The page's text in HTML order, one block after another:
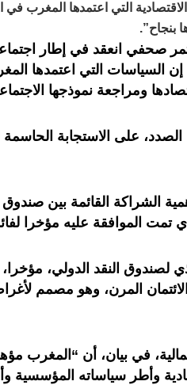
التي اعتمدها المغرب
بنجاح”.
صحفي انعقد في إطار
إن السياسات التي اعتمدها
ومراجعة نموذجها
على الاستجابة الحاسمة
الشراكة القائمة بين
تمت الموافقة عليه مؤخرا
لصندوق النقد الدولي،
المرن، وهو مصمم
في بيان، أن “المغرب
وأطر سياساته المؤسسية